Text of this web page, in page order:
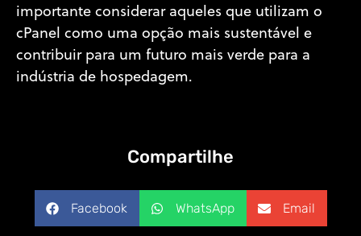
importante considerar aqueles que utilizam o
cPanel como uma opção mais sustentável e
contribuir para um futuro mais verde para a
indústria de hospedagem.
Compartilhe
Facebook WhatsApp Email